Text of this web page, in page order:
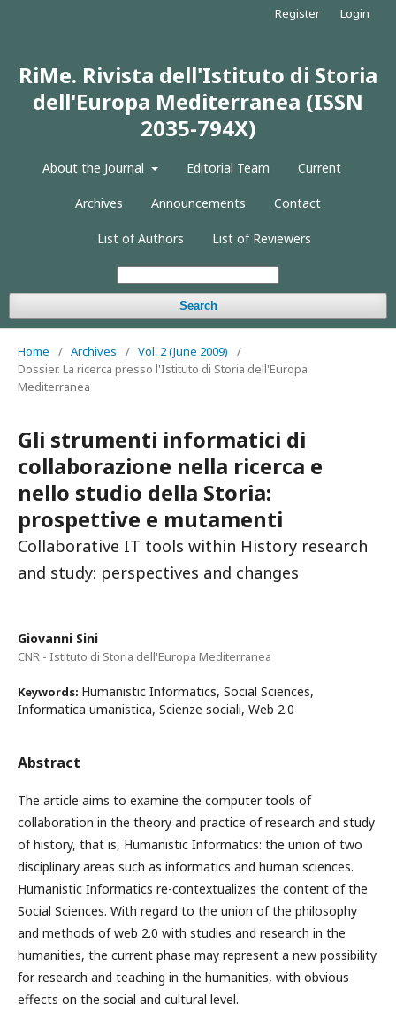
RiMe. Rivista dell'Istituto di Storia
dell'Europa Mediterranea (ISSN
2035-794X)
About the Journal Editorial Team Current
Archives Announcements Contact
List of Authors List of Reviewers
Search
Register Login
Home / Archives / Vol. 2 (June 2009)
/
Dossier. La ricerca presso l'Istituto di Storia dell'Europa
Mediterranea
Gli strumenti informatici di
collaborazione nella ricerca e
nello studio della Storia:
prospettive e mutamenti
Collaborative IT tools within History research
and study: perspectives and changes
Giovanni Sini
CNR - Istituto di Storia dell'Europa Mediterranea
Keywords: Humanistic Informatics, Social Sciences,
Informatica umanistica, Scienze sociali, Web 2.0
Abstract
The article aims to examine the computer tools of
collaboration in the theory and practice of research and study
of history, that is, Humanistic Informatics: the union of two
disciplinary areas such as informatics and human sciences.
Humanistic Informatics re-contextualizes the content of the
Social Sciences. With regard to the union of the philosophy
and methods of web 2.0 with studies and research in the
humanities, the current phase may represent a new possibility
for research and teaching in the humanities, with obvious
effects on the social and cultural level.